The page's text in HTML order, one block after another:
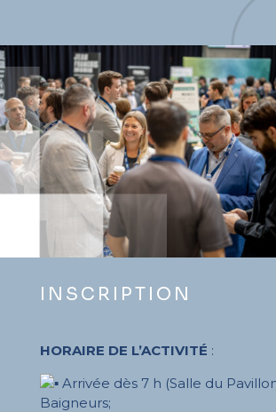
INSCRIPTION
HORAIRE DE L’ACTIVITÉ :
Arrivée dès 7 h (Salle du
Baigneurs;